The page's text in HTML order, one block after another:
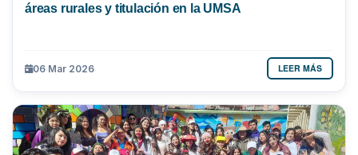
áreas rurales y titulación en la UMSA
06 Mar 2026 LEER MÁS